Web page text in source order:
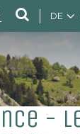
DE
-